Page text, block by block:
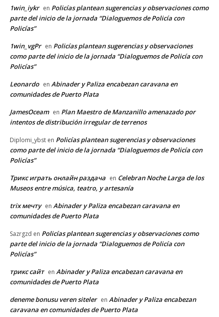
1win_iykr en Policías plantean sugerencias y observaciones como
parte del inicio de la jornada “Dialoguemos de Policía con
Policías”
1win_vgPr en Policías plantean sugerencias y observaciones
como parte del inicio de la jornada “Dialoguemos de Policía con
Policías”
Leonardo en Abinader y Paliza encabezan caravana en
comunidades de Puerto Plata
JamesOceam en Plan Maestro de Manzanillo amenazado por
intentos de distribución irregular de terrenos
Diplomi_ybst en Policías plantean sugerencias y observaciones
como parte del inicio de la jornada “Dialoguemos de Policía con
Policías”
Трикс играть онлайн раздача en Celebran Noche Larga de los
Museos entre música, teatro, y artesanía
trix мечту en Abinader y Paliza encabezan caravana en
comunidades de Puerto Plata
Sazrgzd en Policías plantean sugerencias y observaciones como
parte del inicio de la jornada “Dialoguemos de Policía con
Policías”
трикс сайт en Abinader y Paliza encabezan caravana en
comunidades de Puerto Plata
deneme bonusu veren siteler en Abinader y Paliza encabezan
caravana en comunidades de Puerto Plata